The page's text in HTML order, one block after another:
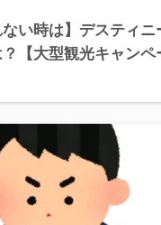
ない時は】デスティニ
【大型観光キャンペ